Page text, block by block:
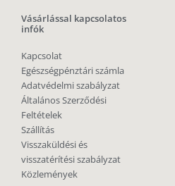
Vásárlással kapcsolatos
infók
Kapcsolat
Egészségpénztári számla
Adatvédelmi szabályzat
Általános Szerződési
Feltételek
Szállítás
Visszaküldési és
visszatérítési szabályzat
Közlemények